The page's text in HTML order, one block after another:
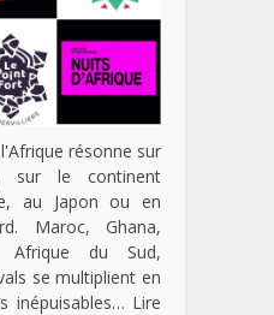
résonne sur
sur le continent
au Japon ou en
Maroc, Ghana,
Afrique du Sud,
se multiplient en
inépuisables… Lire